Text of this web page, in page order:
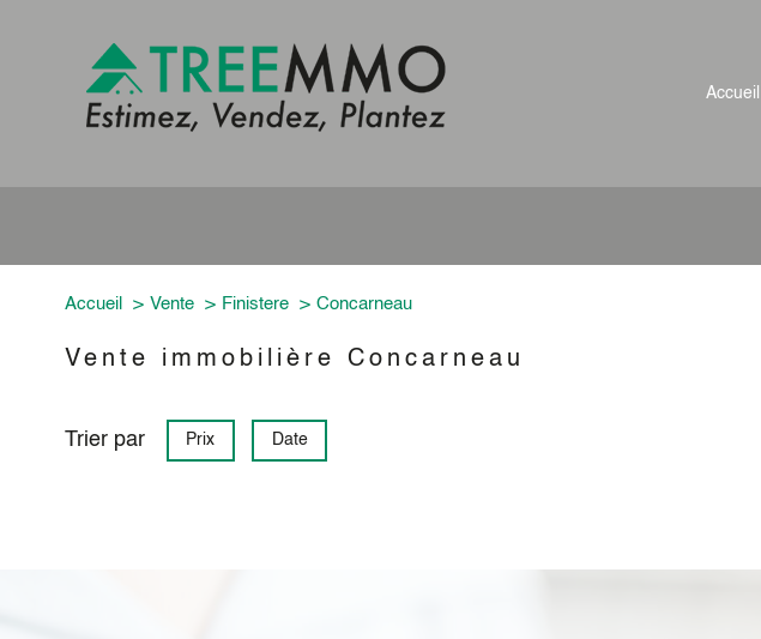
accueil
Accueil Vente Finistere Concarneau
Vente immobilière Concarneau
Trier par Prix Date